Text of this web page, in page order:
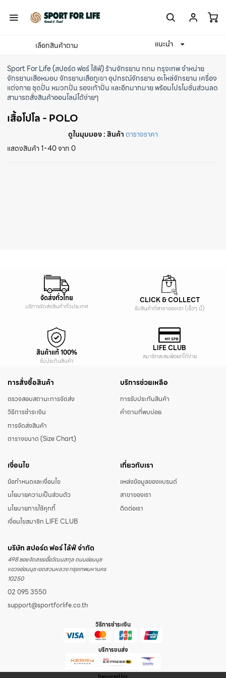
เครื่องแต่งกาย ทั่วไป
Sport For Life (สปอร์ต ฟอร์ ไล้ฟ์) ร้านจักรยาน กทม กรุงเทพจำหน่าย
จักรยานเสือหมอบจักรยานเสือภูเขาอุปกรณ์จักรยานอะไหล่จักรยาน เครื่อง
แต่งกายชุดปั่น หมวกปั่นรองเท้าปั่น และอีกมากมาย พร้อมโปรโมชั่นส่วนลด
สามารถสั่งสินค้าออนไลน์ได้ง่ายๆ
เสื้อโปโล - POLO
เลือกสินค้าตาม
ดูในมุมมอง :สินค้า ตารางราคา
แสดงสินค้า 1-40 จาก 0
แนะนำ
จัดส่งทั่วไทย
บริการจัดส่งสินค้าทั่วประเทศ
CLICK & COLLECT
รับสินค้าที่สาขาของเรา (เร็วๆ นี้)
สินค้าแท้ 100%
รับประกันสินค้า
LIFE CLUB
สมาชิกสะสมพ้อยท์ได้ง่าย
การสั่งซื้อสินค้า
ตรวจสอบสถานะการจัดส่ง
วิธีการชำระเงิน
การจัดส่งสินค้า
ตารางขนาด (Size Chart)
บริการช่วยเหลือ
การรับประกันสินค้า
คำถามที่พบบ่อย
เงื่อนไข
ข้อกำหนดและเงื่อนไข
นโยบายความเป็นส่วนตัว
นโยบายการใช้คุกกี้
เงื่อนไขสมาชิก LIFE CLUB
เกี่ยวกับเรา
แหล่งข้อมูลของแบรนด์
สาขาของเรา
ติดต่อเรา
บริษัท สปอร์ต ฟอร์ ไล้ฟ์ จำกัด
498 ซอยจัดสรรเอื้อวัฒนสกุล ถนนอ่อนนุช
แขวงอ่อนนุช เขตสวนหลวง กรุงเทพมหานคร
10250
02 095 3550
support@sportforlife.co.th
วิธีการชำระเงิน
บริการขนส่ง